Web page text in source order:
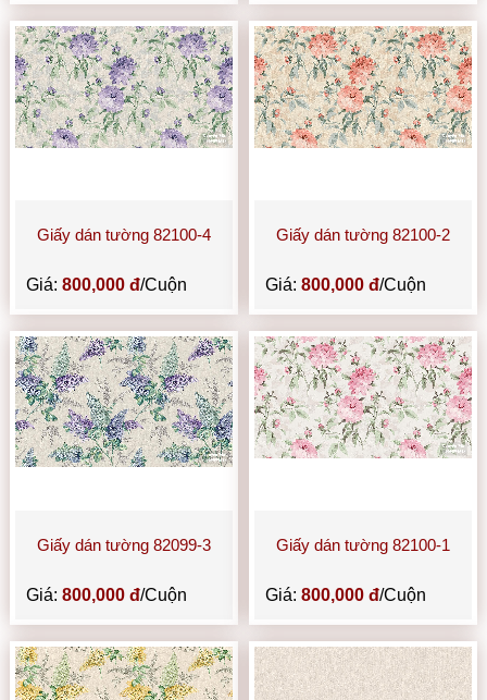
Giấy dán tường 82100-4
Giá:800,000 đ/Cuộn
Giấy dán tường 82100-2
Giá: 800,000 đ/Cuộn
Giấy dán tường 82099-3
Giá:800,000 đ/Cuộn
Giấy dán tường 82100-1
Giá: 800,000 đ/Cuộn